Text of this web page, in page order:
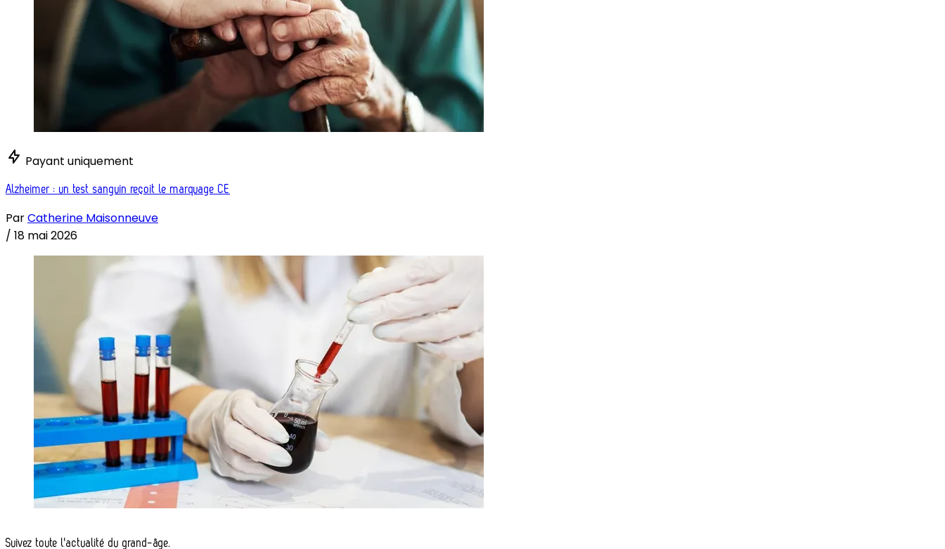
Payant uniquement
Alzheimer : un test sanguin reçoit le marquage CE
ParCatherine Maisonneuve
/ 18 mai 2026
Suivez toute l'actualité du grand-âge.